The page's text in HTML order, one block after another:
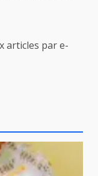
articles par e-